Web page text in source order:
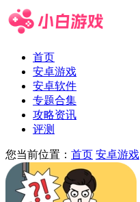
首页
安卓游戏
安卓软件
专题合集
攻略资讯
评测
您当前位置： 首页 安卓游戏